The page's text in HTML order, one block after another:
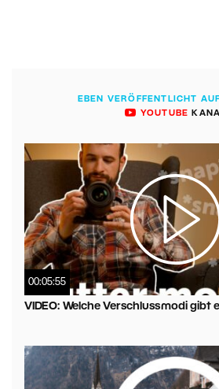
EBEN VERÖFFENTLICHT
YOUTUBE
00:05:55
VIDEO: Welche Verschlussmodi gibt